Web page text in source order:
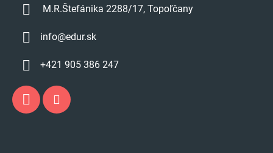
M.R.Štefánika 2288/17, Topoľčany
info@edur.sk
+421 905 386 247